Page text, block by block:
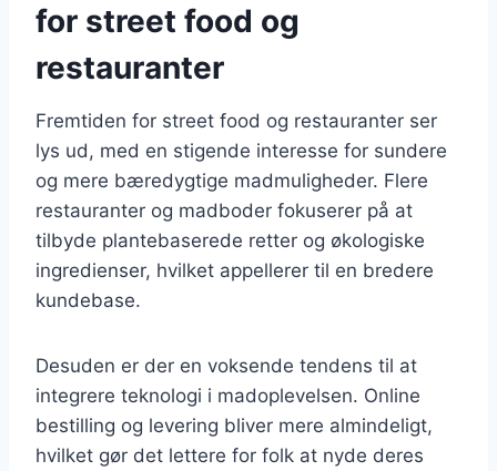
for street food og
restauranter
Fremtiden for street food og restauranter ser
lys ud, med en stigende interesse for sundere
og mere bæredygtige madmuligheder. Flere
restauranter og madboder fokuserer på at
tilbyde plantebaserede retter og økologiske
ingredienser, hvilket appellerer til en bredere
kundebase.
Desuden er der en voksende tendens til at
integrere teknologi i madoplevelsen. Online
bestilling og levering bliver mere almindeligt,
hvilket gør det lettere for folk at nyde deres